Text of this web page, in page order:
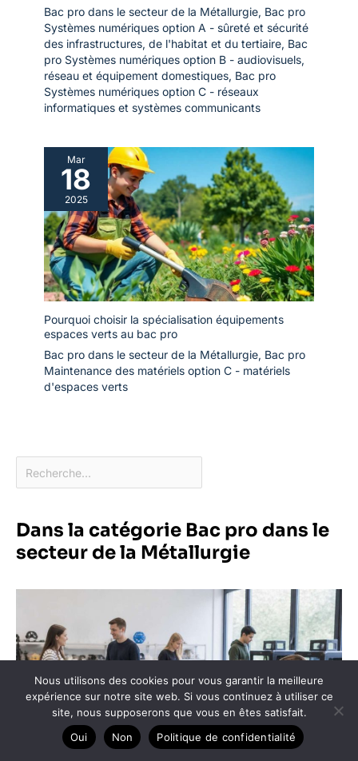
Bac pro dans le secteur de la Métallurgie, Bac pro
Systèmes numériques option A - sûreté et sécurité
des infrastructures, de l'habitat et du tertiaire, Bac
pro Systèmes numériques option B - audiovisuels,
réseau et équipement domestiques, Bac pro
Systèmes numériques option C - réseaux
informatiques et systèmes communicants
Mar
18
2025
Pourquoi choisir la spécialisation équipements
espaces verts au bac pro
Bac pro dans le secteur de la Métallurgie, Bac pro
Maintenance des matériels option C - matériels
d'espaces verts
Dans la catégorie Bac pro dans le
secteur de la Métallurgie
Nous utilisons des cookies pour vous garantir la meilleure
expérience sur notre site web. Si vous continuez à utiliser ce
site, nous supposerons que vous en êtes satisfait.
Oui
Non Politique de confidentialité